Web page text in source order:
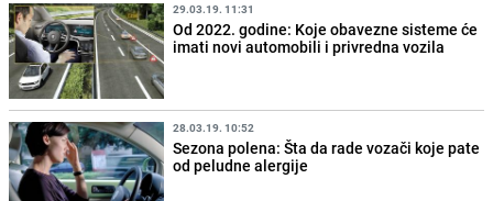
29.03.19. 11:31
Od 2022. godine: Koje obavezne sisteme će
imati novi automobili i privredna vozila
28.03.19. 10:52
Sezona polena: Šta da rade vozači koje pate
od peludne alergije